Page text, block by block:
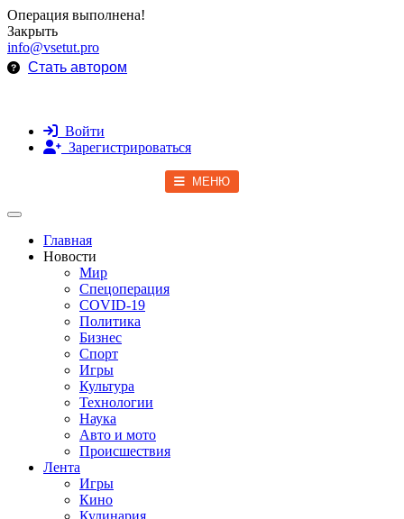
Операция выполнена!
Закрыть
info@vsetut.pro
Стать автором
Войти
Зарегистрироваться
МЕНЮ
Toggle navigation
Главная
Новости
Мир
Спецоперация
COVID-19
Политика
Бизнес
Спорт
Игры
Культура
Технологии
Наука
Авто и мото
Происшествия
Лента
Игры
Кино
Кулинария